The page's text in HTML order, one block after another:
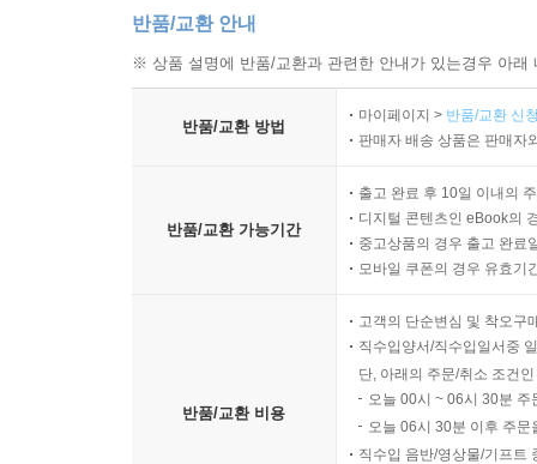
반품/교환 안내
※ 상품 설명에 반품/교환과 관련한 안내가 있는경우 아
반품/교환 방법
마이페이지 > 반품/교환 신
판매자 배송 상품은 판매자
반품/교환 가능기간
출고 완료 후 10일 이내의
디지털 콘텐츠인 eBook의
중고상품의 경우 출고 완료
모바일 쿠폰의 경우 유효기
반품/교환 비용
고객의 단순변심 및 착오구
직수입양서/직수입일서중
단, 아래의 주문/취소 조건
오늘 00시 ~ 06시 30분
오늘 06시 30분 이후 주
직수입 음반/영상물/기프트